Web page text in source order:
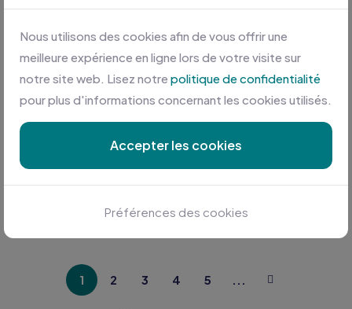
T-shirt col rond manches longues femme
1 2 3 4 5 ...
Nous utilisons des cookies afin de vous offrir une
meilleure expérience en ligne lors de votre visite sur
notre site web. Lisez notre politique de confidentialité
pour plus d'informations concernant les cookies utilisés.
Accepter les cookies
Préférences des cookies